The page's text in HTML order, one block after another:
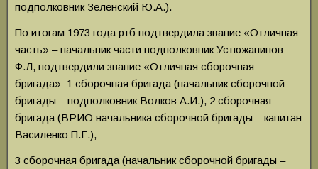
подполковник Зеленский Ю.А.).
По итогам 1973 года ртб подтвердила звание «Отличная
часть» – начальник части подполковник Устюжанинов
Ф.Л, подтвердили звание «Отличная сборочная
бригада»: 1 сборочная бригада (начальник сборочной
бригады – подполковник Волков А.И.), 2 сборочная
бригада (ВРИО начальника сборочной бригады – капитан
Василенко П.Г.),
3 сборочная бригада (начальник сборочной бригады –